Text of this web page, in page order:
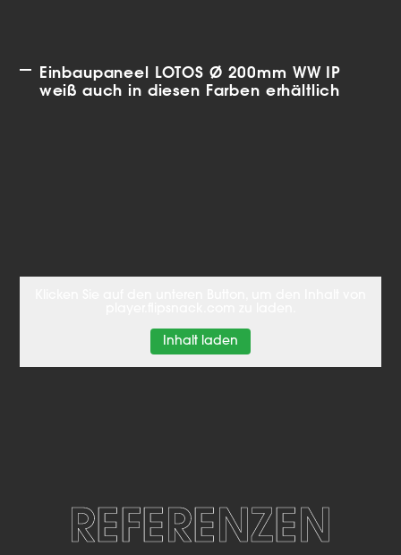
Einbaupaneel LOTOS Ø 200mm WW IP
weiß auch in diesen Farben erhältlich
Inhalt laden
REFERENZEN